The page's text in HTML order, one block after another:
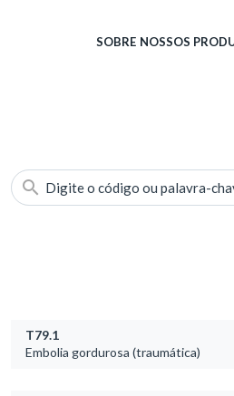
SOBRE NOSSOS
Digite o código ou palavra-
T79.1
Embolia gordurosa (traumática)